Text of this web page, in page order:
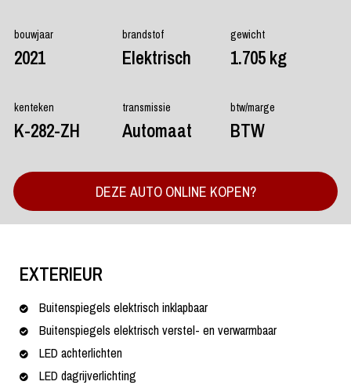
bouwjaar brandstof gewicht
2021 Elektrisch 1.705 kg
kenteken transmissie btw/marge
K-282-ZH Automaat BTW
DEZE AUTO ONLINE KOPEN?
EXTERIEUR
Buitenspiegels elektrisch inklapbaar
Buitenspiegels elektrisch verstel- en verwarmbaar
LED achterlichten
LED dagrijverlichting